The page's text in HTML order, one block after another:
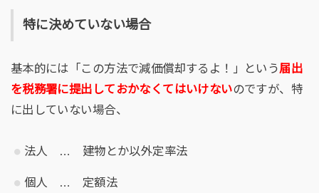
特に決めていない場合
基本的には「この方法で減価償却するよ！」という届出
を税務署に提出しておかなくてはいけないのですが、特
に出していない場合、
法人 … 建物とか以外定率法
個人 … 定額法